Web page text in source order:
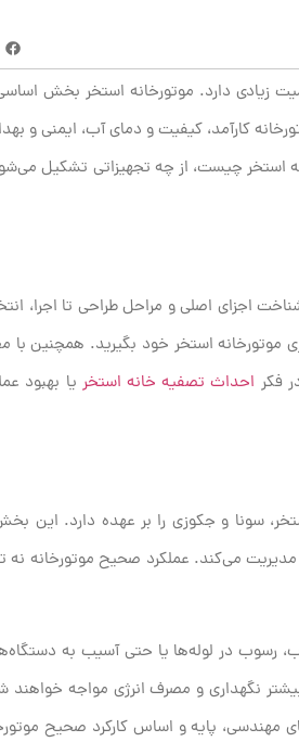
زیادی دارد. موتورخانه استخر بخش
کارآمد، کیفیت و دمای آب، ایمنی و
استخر چیست، از چه تجهیزاتی تشکیل
اجزای اصلی و مراحل طراحی تا اجرا،
موتورخانه استخر خود بگیرید. همچنین با
فکر احداث تصفیه خانه استخر یا بهبود
سونا و جکوزی را بر عهده دارد. این
می‌کند. عملکرد صحیح موتورخانه نه
آب، رسوب در لوله‌ها یا حتی آسیب به
بیشتر نگهداری و مصرف انرژی مواجه خواهند
مهندسی، پایه و اساس کارکرد صحیح